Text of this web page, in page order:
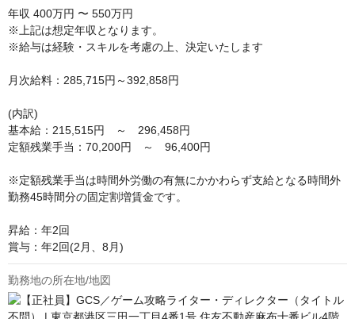
年収 400万円 〜 550万円
※上記は想定年収となります。
※給与は経験・スキルを考慮の上、決定いたします
月次給料：285,715円～392,858円
(内訳)
基本給：215,515円　～　296,458円
定額残業手当：70,200円　～　96,400円
※定額残業手当は時間外労働の有無にかかわらず支給となる時間外
勤務45時間分の固定割増賃金です。
昇給：年2回
賞与：年2回(2月、8月)
勤務地の所在地/地図